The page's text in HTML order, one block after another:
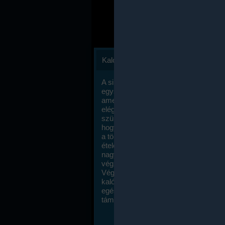
Kalóriaszámlálás
A sikeres fogyás titka valójában igen
egyszerű: égess több energiát, mint
amennyit beviszel. Természetesen
elég nagy fegyelemre és akaraterőre
szükség, de meglepődve fogod
hogy a kalóriaszámolás mennyire
a többi diétához képest. Itt nincsenek
ételek és a megengedett kalóriabevitelt
nagymértékben növelheted ha
végzel.
Végül, de nem utolsó sorban, a
kalóriaszámolás módszerét a legtöbb
egészségügyi szakorvos ajánlja és
támogatja.